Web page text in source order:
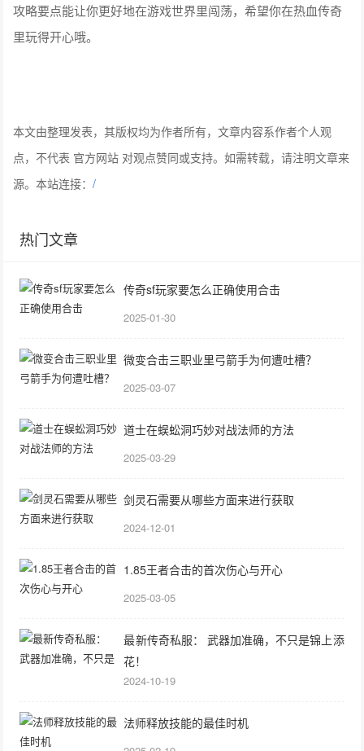
攻略要点能让你更好地在游戏世界里闯荡，希望你在热血传奇
里玩得开心哦。
本文由整理发表，其版权均为作者所有，文章内容系作者个人观
点，不代表 官方网站 对观点赞同或支持。如需转载，请注明文章来
源。本站连接：/
热门文章
传奇sf玩家要怎么正确使用合击
2025-01-30
微变合击三职业里弓箭手为何遭吐槽？
2025-03-07
道士在蜈蚣洞巧妙对战法师的方法
2025-03-29
剑灵石需要从哪些方面来进行获取
2024-12-01
1.85王者合击的首次伤心与开心
2025-03-05
最新传奇私服： 武器加准确，不只是锦上添
花！
2024-10-19
法师释放技能的最佳时机